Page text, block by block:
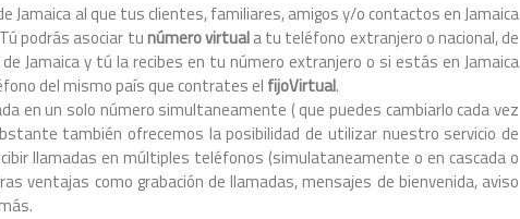
Jamaica al que tus clientes, familiares, amigos y/o contactos en Jamaica
podrás asociar tunúmero virtuala tu teléfono extranjero o nacional, de
Jamaica y tú la recibes en tu número extranjero o si estás en Jamaica
del mismo país que contrates el fijoVirtual.
en un solo número simultaneamente ( que puedes cambiarlo cada vez
también ofrecemos la posibilidad de utilizar nuestro servicio de
llamadas en múltiples teléfonos (simulataneamente o en cascada o
ventajas como grabación de llamadas, mensajes de bienvenida, aviso